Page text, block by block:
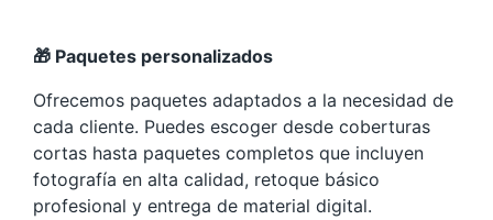
🎁 Paquetes personalizados
Ofrecemos paquetes adaptados a la necesidad de
cada cliente. Puedes escoger desde coberturas
cortas hasta paquetes completos que incluyen
fotografía en alta calidad, retoque básico
profesional y entrega de material digital.